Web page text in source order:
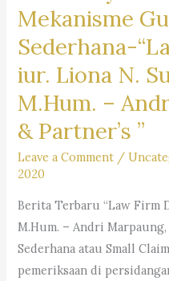
Mekanisme
Sederhana-
iur. Liona N.
M.Hum. –
& Partner’s ”
Leave a Comment /
2020
Berita Terbaru “Law Firm
M.Hum. – Andri Marpaung,
Sederhana atau Small
pemeriksaan di